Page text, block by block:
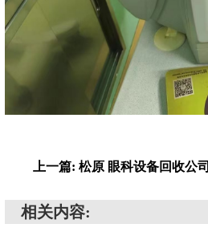
上一篇: 松原 眼科设备回收公司
相关内容: